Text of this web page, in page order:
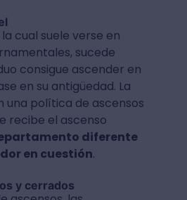
cual suele verse en
sucede
consigue ascender en
en su antigüedad. La
una política de ascensos
recibe el ascenso
diferente
en cuestión.
y cerrados